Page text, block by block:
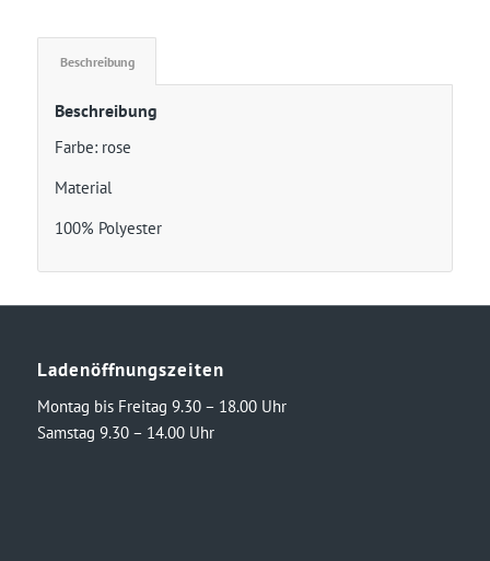
Beschreibung
Beschreibung
Farbe: rose
Material
100% Polyester
Ladenöffnungszeiten
Montag bis Freitag 9.30 – 18.00 Uhr
Samstag 9.30 – 14.00 Uhr